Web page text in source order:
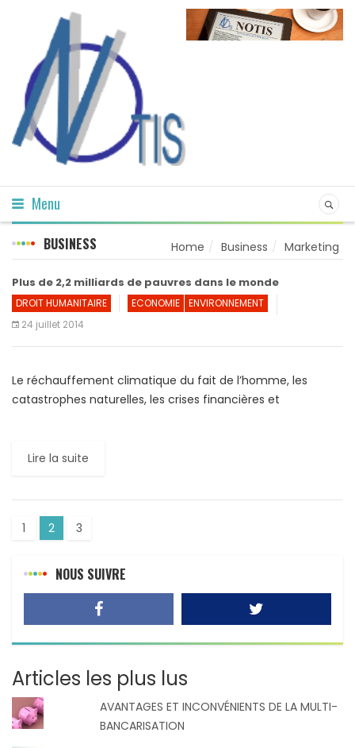
Menu
BUSINESS Home Business Marketing
Plus de 2,2 milliards de pauvres dans le monde
DROIT HUMANITAIRE ECONOMIE
ENVIRONNEMENT
24 juillet 2014
Le réchauffement climatique du fait de l’homme, les
catastrophes naturelles, les crises financières et
Lire la suite
1 2 3
NOUS SUIVRE
Articles les plus lus
AVANTAGES ET INCONVÉNIENTS DE LA MULTI-
BANCARISATION